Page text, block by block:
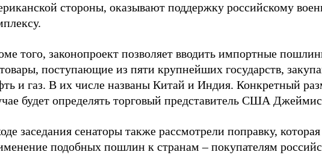
стороны, оказывают поддержку российскому
того, законопроект позволяет вводить импортные
поступающие из пяти крупнейших государств,
и газ. В их числе названы Китай и Индия. Конкретный
будет определять торговый представитель США
заседания сенаторы также рассмотрели поправку,
подобных пошлин к странам – покупателям